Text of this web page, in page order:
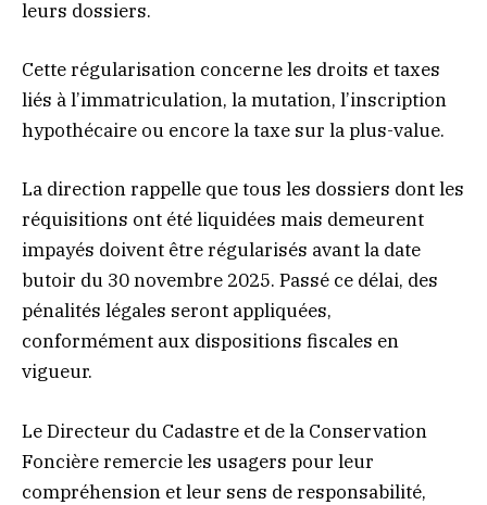
leurs dossiers.
Cette régularisation concerne les droits et taxes
liés à l’immatriculation, la mutation, l’inscription
hypothécaire ou encore la taxe sur la plus-value.
La direction rappelle que tous les dossiers dont les
réquisitions ont été liquidées mais demeurent
impayés doivent être régularisés avant la date
butoir du 30 novembre 2025. Passé ce délai, des
pénalités légales seront appliquées,
conformément aux dispositions fiscales en
vigueur.
Le Directeur du Cadastre et de la Conservation
Foncière remercie les usagers pour leur
compréhension et leur sens de responsabilité,